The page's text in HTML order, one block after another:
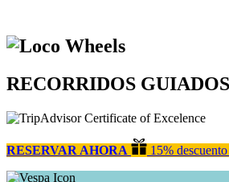
RECORRIDOS
RESERVAR AHORA 15% descuento